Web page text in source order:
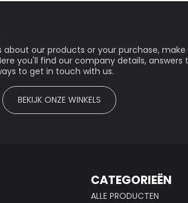
about our products or your purchase,
you'll find our company details, answers
to get in touch with us.
BEKIJK ONZE WINKELS
CATEGORIEËN
ALLE PRODUCTEN